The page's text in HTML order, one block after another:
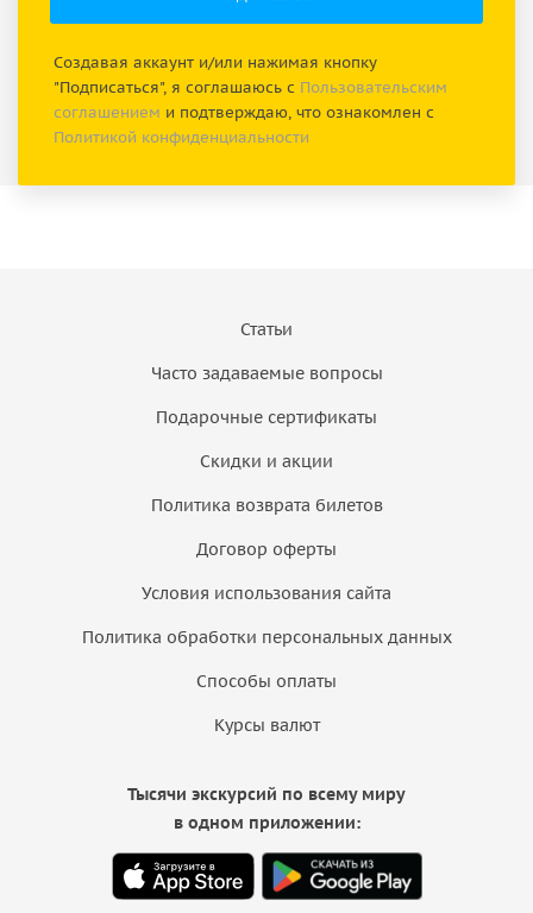
Создавая аккаунт и/или нажимая кнопку
"Подписаться", я соглашаюсь с Пользовательским
соглашением и подтверждаю, что ознакомлен с
Политикой конфиденциальности
Статьи
Часто задаваемые вопросы
Подарочные сертификаты
Скидки и акции
Политика возврата билетов
Договор оферты
Условия использования сайта
Политика обработки персональных данных
Способы оплаты
Курсы валют
Тысячи экскурсий по всему миру
в одном приложении: